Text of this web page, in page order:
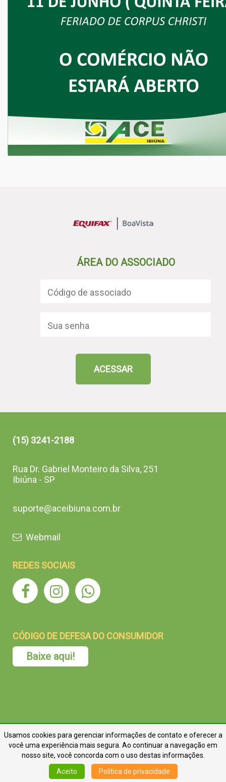
ÁREA DO ASSOCIADO
ACESSAR
(15) 3241-2188
Rua Dr. Gabriel Monteiro da Silva, 251
Ibiúna - SP
suporte@aceibiuna.com.br
Webmail
REDES SOCIAIS
CÓDIGO DE DEFESA DO CONSUMIDOR
Baixe aqui!
Usamos cookies para gerenciar informações de contato e oferecer a
você uma experiência mais segura. Ao continuar a navegação em
nosso site, você concorda com o uso destas informações.
Aceito
Política de privacidade